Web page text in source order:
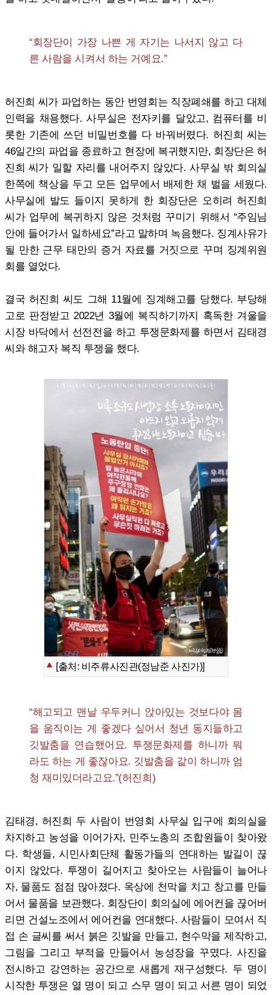
“회장단이 가장 나쁜 게 자기는 나서지 않고 다
른 사람을 시켜서 하는 거예요.”
허진희 씨가 파업하는 동안 번영회는 직장폐쇄를 하고 대체
인력을 채용했다. 사무실은 전자키를 달았고, 컴퓨터를 비
롯한 기존에 쓰던 비밀번호를 다 바꿔버렸다. 허진희 씨는
46일간의 파업을 종료하고 현장에 복귀했지만, 회장단은 허
진희 씨가 일할 자리를 내어주지 않았다. 사무실 밖 회의실
한쪽에 책상을 두고 모든 업무에서 배제한 채 벌을 세웠다.
사무실에 발도 들이지 못하게 한 회장단은 오히려 허진희
씨가 업무에 복귀하지 않은 것처럼 꾸미기 위해서 “주임님
안에 들어가서 일하세요”라고 말하며 녹음했다. 징계사유가
될 만한 근무 태만의 증거 자료를 거짓으로 꾸며 징계위원
회를 열었다.
결국 허진희 씨도 그해 11월에 징계해고를 당했다. 부당해
고로 판정받고 2022년 3월에 복직하기까지 혹독한 겨울을
시장 바닥에서 선전전을 하고 투쟁문화제를 하면서 김태경
씨와 해고자 복직 투쟁을 했다.
[출처: 비주류사진관(정남준 사진가)]
“해고되고 맨날 우두커니 앉아있는 것보다야 몸
을 움직이는 게 좋겠다 싶어서 청년 동지들하고
깃발춤을 연습했어요. 투쟁문화제를 하니까 뭐
라도 하는 게 좋잖아요. 깃발춤을 같이 하니까 엄
청 재미있더라고요.”(허진희)
김태경, 허진희 두 사람이 번영회 사무실 입구에 회의실을
차지하고 농성을 이어가자, 민주노총의 조합원들이 찾아왔
다. 학생들, 시민사회단체 활동가들의 연대하는 발길이 끊
이지 않았다. 투쟁이 길어지고 찾아오는 사람들이 늘어나
자, 물품도 점점 많아졌다. 옥상에 천막을 치고 창고를 만들
어서 물품을 보관했다. 회장단이 회의실에 에어컨을 끊어버
리면 건설노조에서 에어컨을 연대했다. 사람들이 모여서 직
접 손 글씨를 써서 붉은 깃발을 만들고, 현수막을 제작하고,
그림을 그리고 부적을 만들어서 농성장을 꾸몄다. 사진을
전시하고 강연하는 공간으로 새롭게 재구성했다. 두 명이
시작한 투쟁은 열 명이 되고 스무 명이 되고 서른 명이 되었